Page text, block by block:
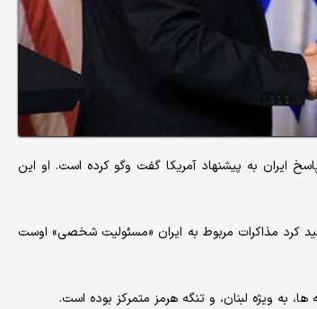
ایران به پیشنهاد آمریکا گفت وگو کرده است. او این
کرد مذاکرات مربوط به ایران «مسئولیت شخصی» اوست
به ویژه لبنان، و تنگه هرمز متمرکز بوده است.